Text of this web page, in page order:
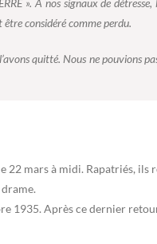
». A nos signaux de
considéré comme perdu.
quitté. Nous ne pouvions
22 mars à midi. Rapatriés,
1935. Après ce dernier